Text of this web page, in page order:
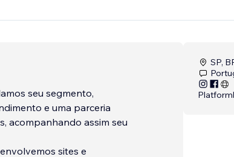
seu segmento,
e uma parceria
acompanhando assim seu
sites e
SP,